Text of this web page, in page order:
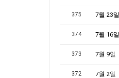
375 7월 23일
374 7월 16일
373 7월 9일
372 7월 2일